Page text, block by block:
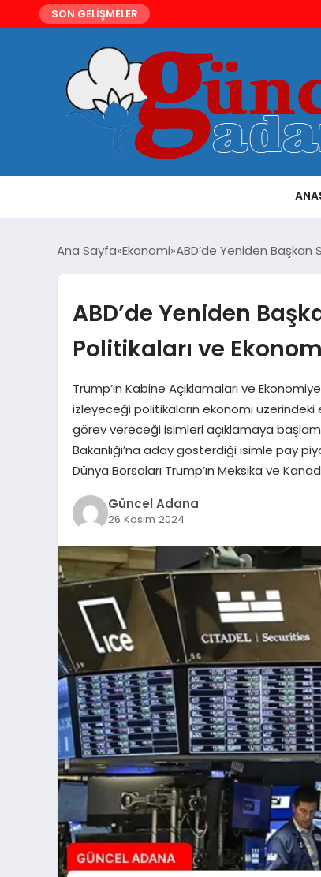
SON GELİŞMELER
Ana Sayfa Ekonomi ABD’de Yeniden Başkan
ABD’de Yeniden
Politikaları ve
Trump’ın Kabine Açıklamaları ve
izleyeceği politikaların ekonomi
görev vereceği isimleri açıklamaya
Bakanlığı’na aday gösterdiği isimle pay
Dünya Borsaları Trump’ın Meksika ve
Güncel Adana
26 Kasım 2024